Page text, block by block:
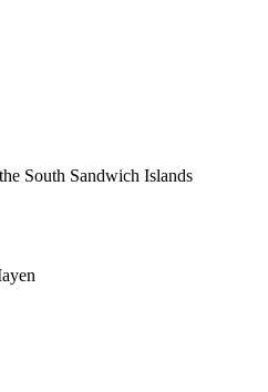
South Sandwich Islands